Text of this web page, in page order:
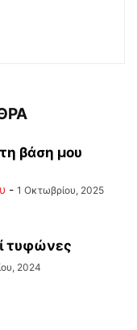
βάση μου
- 1 Οκτωβρίου, 2025
τυφώνες
2024